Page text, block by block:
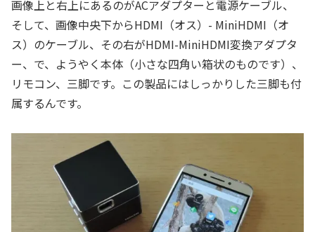
画像上と右上にあるのがACアダプターと電源ケーブル、
そして、画像中央下からHDMI（オス）- MiniHDMI（オ
ス）のケーブル、その右がHDMI-MiniHDMI変換アダプタ
ー、で、ようやく本体（小さな四角い箱状のものです）、
リモコン、三脚です。この製品にはしっかりした三脚も付
属するんです。